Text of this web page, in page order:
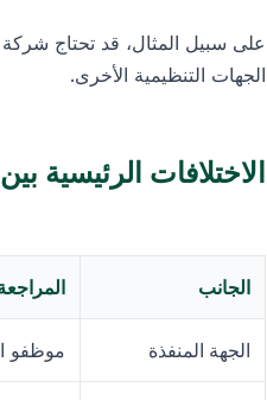
الجهات التنظيمية الأخرى.
الاختلافات الرئيسية
الجانب
الجهة المنفذة موظفو